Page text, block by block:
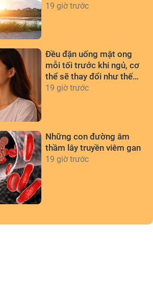
19 giờ trước
Đều đặn uống mật ong
mỗi tối trước khi ngủ, cơ
thể sẽ thay đổi như thế
nào?
19 giờ trước
Những con đường âm
thầm lây truyền viêm gan
19 giờ trước